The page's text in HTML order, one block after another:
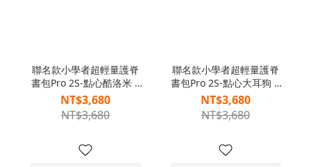
聯名款小學者超輕量護脊
書包Pro 2S-點心酷洛米 |
Tiger Family
NT$3,680
NT$3,680
聯名款小學者超輕量護脊
書包Pro 2S-點心大耳狗 |
Tiger Family
NT$3,680
NT$3,680